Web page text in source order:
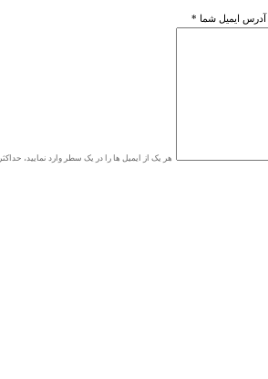
* آدرس ايميل شما
هر یک از ایمیل ها را در یک سطر وارد نمایید، حداکثر ۲۰ آدرس